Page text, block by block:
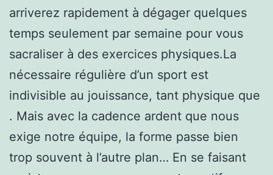
arriverez rapidement à dégager quelques
temps seulement par semaine pour vous
sacraliser à des exercices physiques.La
nécessaire régulière d’un sport est
indivisible au jouissance, tant physique que
. Mais avec la cadence ardent que nous
exige notre équipe, la forme passe bien
trop souvent à l’autre plan… En se faisant